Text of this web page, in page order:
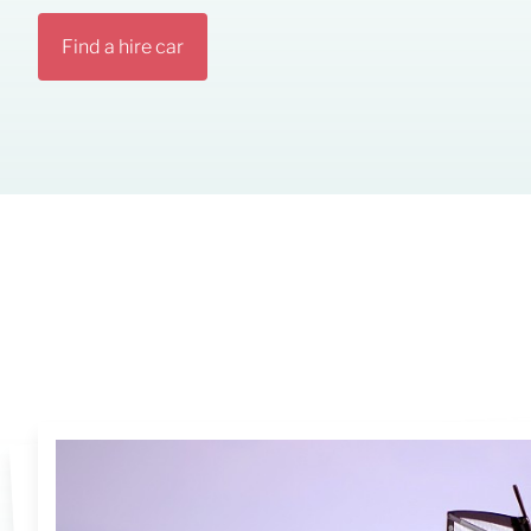
Find a hire car